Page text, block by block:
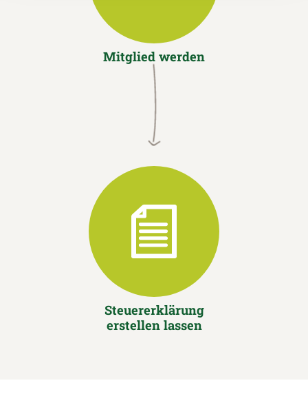
Mitglied werden
Steuererklärung
erstellen lassen